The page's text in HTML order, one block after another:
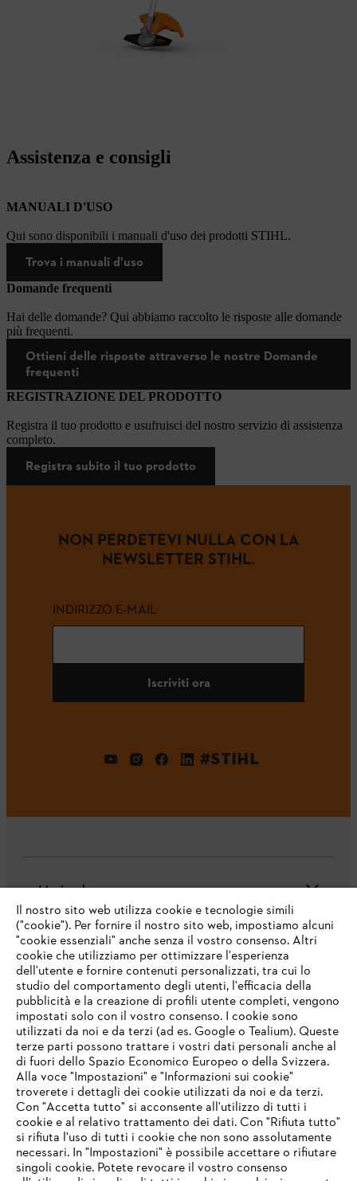
Assistenza e consigli
MANUALI D'USO
Qui sono disponibili i manuali d'uso dei prodotti STIHL.
Trova i manuali d'uso
Domande frequenti
Hai delle domande? Qui abbiamo raccolto le risposte alle domande
più frequenti.
Ottieni delle risposte attraverso le nostre Domande
frequenti
REGISTRAZIONE DEL PRODOTTO
Registra il tuo prodotto e usufruisci del nostro servizio di assistenza
completo.
Registra subito il tuo prodotto
NON PERDETEVI NULLA CON LA
NEWSLETTER STIHL.
INDIRIZZO E-MAIL
Iscriviti ora
#STIHL
L'azienda
Domande frequenti
Assistenza
Protezione dati Nota legale Cookies
Informazioni legali
IHR BROWSER WIRD NICHT
UNTERSTÜTZT
Sie nutzen einen Browser, den wir noch nicht unterstützen. Für
eine optimale Nutzung unserer Seite empfehlen wir Ihnen, zu
einem der folgenden Browser zu wechseln:
Il nostro sito web utilizza cookie e tecnologie simili
("cookie"). Per fornire il nostro sito web, impostiamo alcuni
"cookie essenziali" anche senza il vostro consenso. Altri
cookie che utilizziamo per ottimizzare l'esperienza
dell'utente e fornire contenuti personalizzati, tra cui lo
studio del comportamento degli utenti, l'efficacia della
pubblicità e la creazione di profili utente completi, vengono
impostati solo con il vostro consenso. I cookie sono
utilizzati da noi e da terzi (ad es. Google o Tealium). Queste
terze parti possono trattare i vostri dati personali anche al
di fuori dello Spazio Economico Europeo o della Svizzera.
Alla voce "Impostazioni" e "Informazioni sui cookie"
troverete i dettagli dei cookie utilizzati da noi e da terzi.
Con "Accetta tutto" si acconsente all'utilizzo di tutti i
cookie e al relativo trattamento dei dati. Con "Rifiuta tutto"
si rifiuta l'uso di tutti i cookie che non sono assolutamente
necessari. In "Impostazioni" è possibile accettare o rifiutare
singoli cookie. Potete revocare il vostro consenso